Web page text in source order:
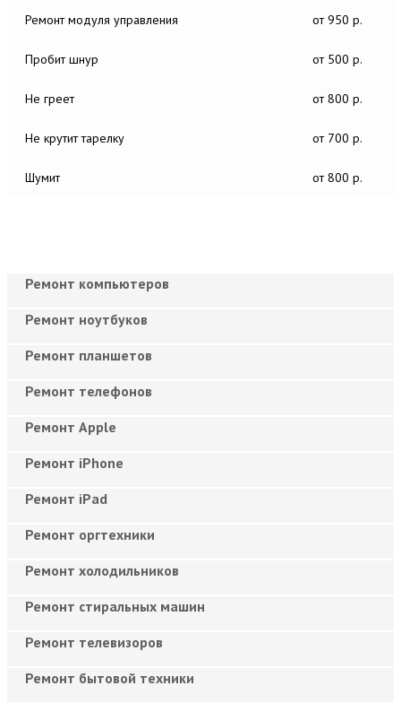
Ремонт модуля управления от 950 р.
Пробит шнур от 500 р.
Не греет от 800 р.
Не крутит тарелку от 700 р.
Шумит от 800 р.
Ремонт компьютеров
Ремонт ноутбуков
Ремонт планшетов
Ремонт телефонов
Ремонт Apple
Ремонт iPhone
Ремонт iPad
Ремонт оргтехники
Ремонт холодильников
Ремонт стиральных машин
Ремонт телевизоров
Ремонт бытовой техники